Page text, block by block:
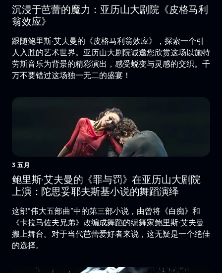
沉浸于芭蕾的魔力：亚历山大剧院《皮格马利
翁效应》
跟随鲍里斯·艾夫曼的《皮格马利翁效应》，探索一个引
人入胜的艺术世界。亚历山大剧院诚邀您欣赏这场以施特
劳斯音乐为背景的精彩演出，感受蜕变与灵感的交织。千
万不要错过这场独一无二的盛宴！
3 五月
鲍里斯·艾夫曼的《罪与罚》在亚历山大剧院
上演：陀思妥耶夫斯基小说的舞蹈演绎
这部“伟大五部曲”中的第三部小说，由曾将《白痴》和
《卡拉马佐夫兄弟》改编成舞蹈的编舞家鲍里斯·艾夫曼
搬上舞台。对于当代芭蕾爱好者来说，这无疑是一个绝佳
的选择。